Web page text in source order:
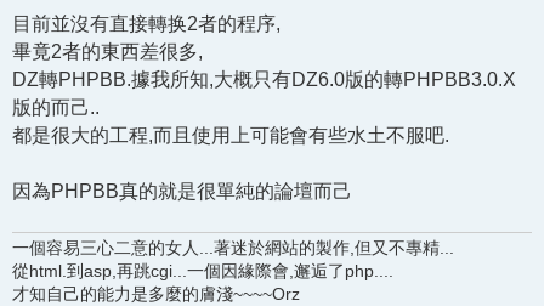
目前並沒有直接轉换2者的程序,
畢竟2者的東西差很多,
DZ轉PHPBB.據我所知,大概只有DZ6.0版的轉PHPBB3.0.X
版的而己..
都是很大的工程,而且使用上可能會有些水土不服吧.
因為PHPBB真的就是很單純的論壇而己
一個容易三心二意的女人...著迷於網站的製作,但又不專精...
從html.到asp,再跳cgi...一個因緣際會,邂逅了php....
才知自己的能力是多麼的膚淺~~~~Orz